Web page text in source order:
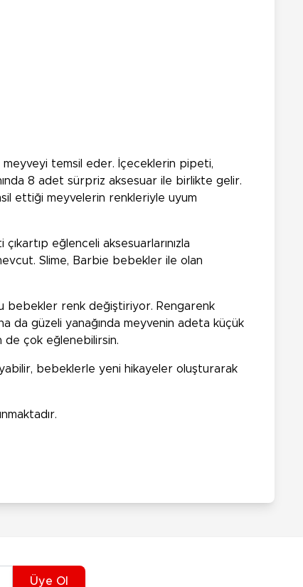
temsil eder. İçeceklerin pipeti,
8 adet sürpriz aksesuar ile birlikte gelir.
ettiği meyvelerin renkleriyle uyum
eğlenceli aksesuarlarınızla
Slime, Barbie bebekler ile olan
bebekler renk değiştiriyor. Rengarenk
da güzeli yanağında meyvenin adeta küçük
de çok eğlenebilirsin.
bebeklerle yeni hikayeler oluşturarak
Üye Ol